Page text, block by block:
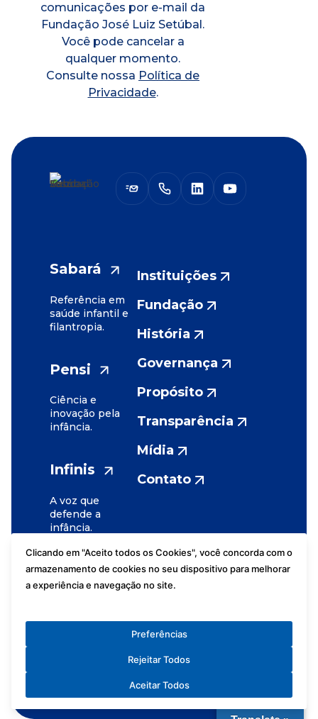
comunicações por e-mail da
Fundação José Luiz Setúbal.
Você pode cancelar a
qualquer momento.
Consulte nossa Política de
Privacidade.
Sabará
Referência em
saúde infantil e
filantropia.
Pensi
Ciência e
inovação pela
infância.
Infinis
A voz que
defende a
infância.
Instituições
Fundação
História
Governança
Propósito
Transparência
Mídia
Contato
Imprensa
Privacidade
Clicando em "Aceito todos os Cookies", você concorda com o
armazenamento de cookies no seu dispositivo para melhorar
a experiência e navegação no site.
Preferências
Rejeitar Todos
Aceitar Todos